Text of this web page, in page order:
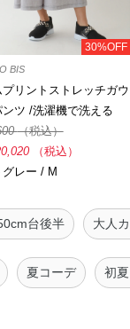
30%OFF
BIS
リントストレッチガウ
ツ /洗濯機で洗える
（税込）
（税込）
グレー / M
台後半 大人
夏コーデ 初